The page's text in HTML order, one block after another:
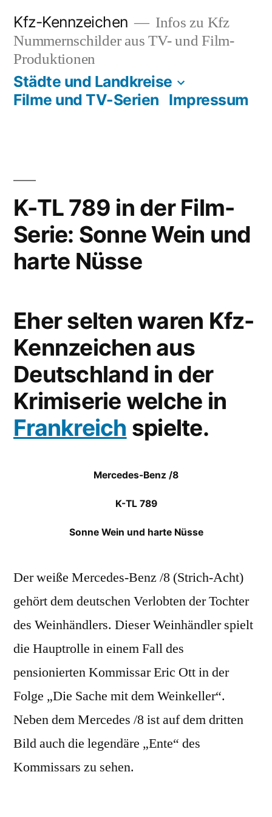
Inhalt
springen
Kfz-Kennzeichen
Infos zu Kfz
Nummernschilder aus TV- und Film-
Produktionen
Städte und Landkreise
Filme und TV-Serien Impressum
K-TL 789 in der Film-
Serie: Sonne Wein und
harte Nüsse
Eher selten waren Kfz-
Kennzeichen aus
Deutschland in der
Krimiserie welche in
Frankreich spielte.
Mercedes-Benz /8
K-TL 789
Sonne Wein und harte Nüsse
Der weiße Mercedes-Benz /8 (Strich-Acht)
gehört dem deutschen Verlobten der Tochter
des Weinhändlers. Dieser Weinhändler spielt
die Hauptrolle in einem Fall des
pensionierten Kommissar Eric Ott in der
Folge „Die Sache mit dem Weinkeller“.
Neben dem Mercedes /8 ist auf dem dritten
Bild auch die legendäre „Ente“ des
Kommissars zu sehen.